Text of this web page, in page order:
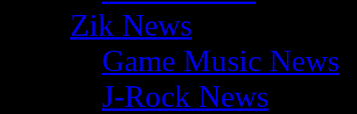
Zik News
Game Music News
J-Rock News